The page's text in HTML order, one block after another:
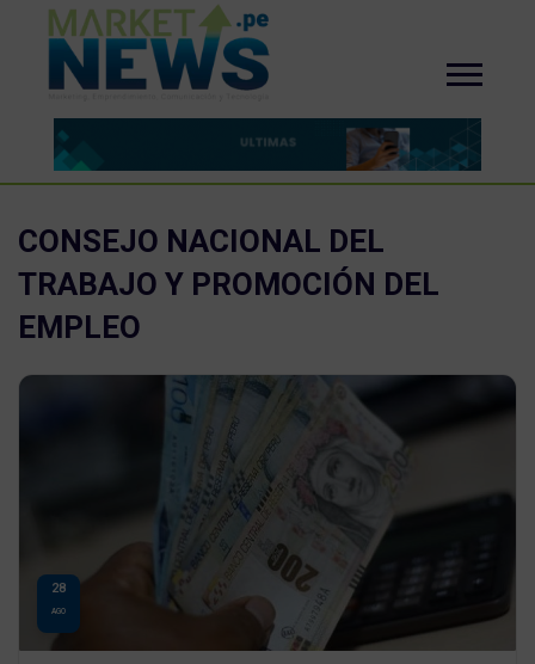
CONSEJO NACIONAL DEL
TRABAJO Y PROMOCIÓN DEL
EMPLEO
28
AGO